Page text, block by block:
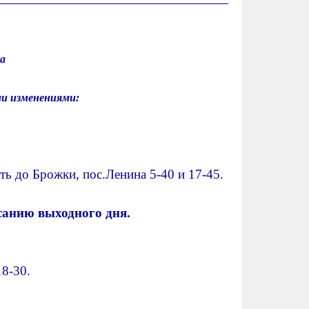
изменениями:
до Брожки, пос.Ленина 5-40 и 17-45.
выходного дня.
30.